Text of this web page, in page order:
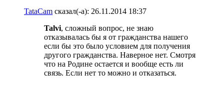
TataCam сказал(-а): 26.11.2014 18:37
Talvi, сложный вопрос, не знаю
отказывалась бы я от гражданства нашего
если бы это было условием для получения
другого гражданства. Наверное нет. Смотря
что на Родине остается и вообще есть ли
связь. Если нет то можно и отказаться.